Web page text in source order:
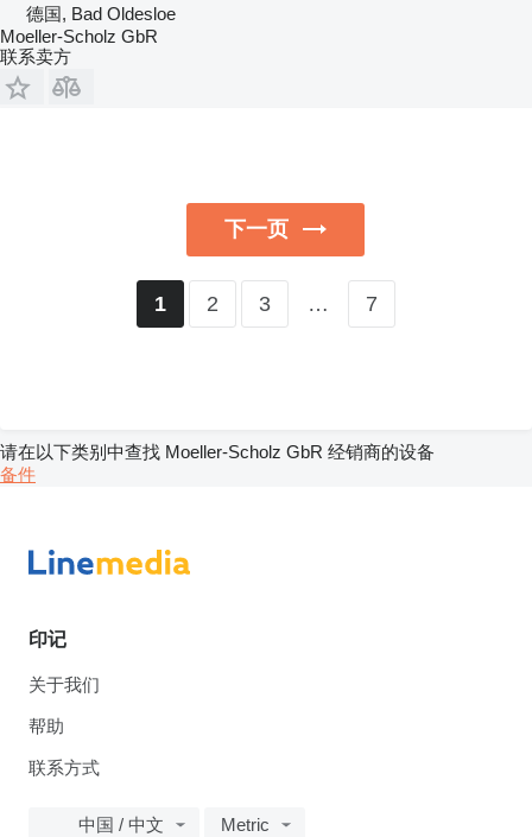
德国, Bad Oldesloe
Moeller-Scholz GbR
联系卖方
下一页
1 2 3 … 7
请在以下类别中查找 Moeller-Scholz GbR 经销商的设备
备件
印记
关于我们
帮助
联系方式
中国 / 中文 Metric